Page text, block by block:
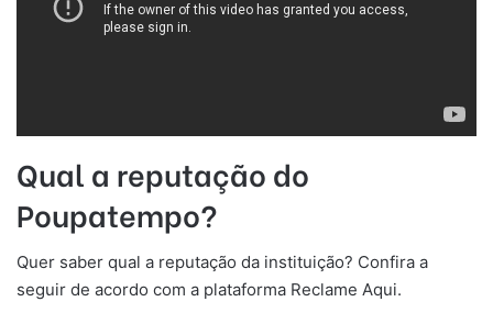
Qual a reputação do
Poupatempo?
Quer saber qual a reputação da instituição? Confira a
seguir de acordo com a plataforma Reclame Aqui.